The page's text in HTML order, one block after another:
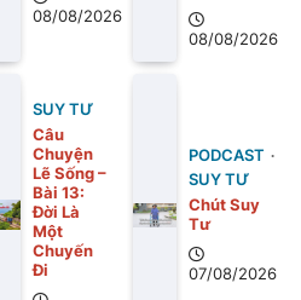
08/08/2026
08/08/2026
SUY TƯ
Câu
Chuyện
Lẽ Sống –
Bài 13:
Ðời Là
Một
Chuyến
Ði
PODCAST
SUY TƯ
Chút Suy
Tư
07/08/2026